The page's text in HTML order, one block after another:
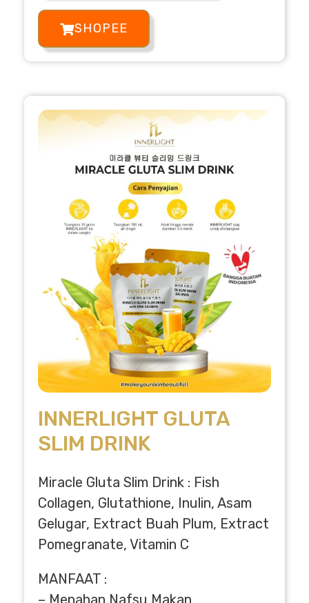
SHOPEE
INNERLIGHT GLUTA
SLIM DRINK
Miracle Gluta Slim Drink : Fish
Collagen, Glutathione, Inulin, Asam
Gelugar, Extract Buah Plum, Extract
Pomegranate, Vitamin C
MANFAAT :
– Menahan Nafsu Makan